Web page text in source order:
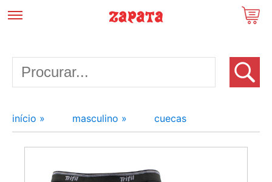
início » masculino » cuecas